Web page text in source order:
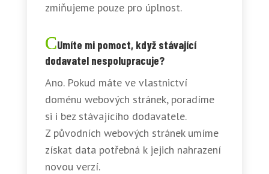
zmiňujeme pouze pro úplnost.
Umíte mi pomoct, když stávající
dodavatel nespolupracuje?
Ano. Pokud máte ve vlastnictví
doménu webových stránek, poradíme
si i bez stávajícího dodavatele.
Z původních webových stránek umíme
získat data potřebná k jejich nahrazení
novou verzí.